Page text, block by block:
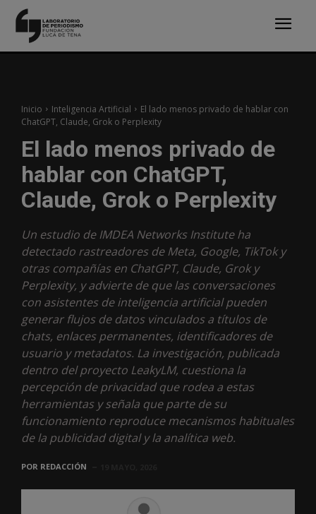
Inicio Inteligencia Artificial
El lado menos privado de hablar con
ChatGPT, Claude, Grok o Perplexity
El lado menos privado de
hablar con ChatGPT,
Claude, Grok o Perplexity
Un estudio de IMDEA Networks Institute ha
detectado rastreadores de Meta, Google, TikTok y
otras compañías en ChatGPT, Claude, Grok y
Perplexity, y advierte de que las conversaciones
con asistentes de inteligencia artificial pueden
generar flujos de datos vinculados a títulos de
chats, enlaces permanentes, identificadores de
usuario y metadatos. La investigación, publicada
dentro del proyecto LeakyLM, cuestiona la
percepción de privacidad que rodea a estas
herramientas y señala que parte de su
funcionamiento reproduce mecanismos habituales
de la publicidad digital y la analítica web.
POR REDACCIÓN